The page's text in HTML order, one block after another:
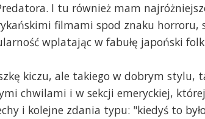
I tu również mam
filmami spod znaku horroru,
wplatając w fabułę japoński
kiczu, ale takiego w dobrym stylu,
chwilami i w sekcji emeryckiej,
i kolejne zdania typu: "kiedyś to